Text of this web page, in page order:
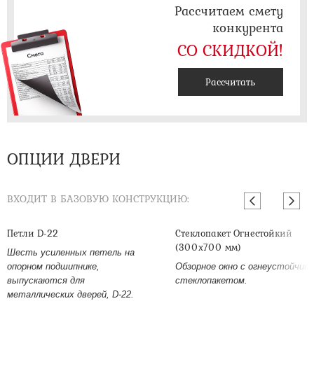
Рассчитаем смету
конкурента
СО СКИДКОЙ!
Рассчитать
ОПЦИИ ДВЕРИ
ВХОДИТ В БАЗОВУЮ КОНСТРУКЦИЮ:
Петли D-22
Шесть усиленных петель на
опорном подшипнике,
выпускаются для
металлических дверей, D-22.
Стеклопакет Огнестойкий
(300х700 мм)
Обзорное окно с
стеклопакетом.